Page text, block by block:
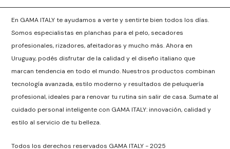
En GAMA ITALY te ayudamos a verte y sentirte bien todos los días.
Somos especialistas en planchas para el pelo, secadores
profesionales, rizadores, afeitadoras y mucho más. Ahora en
Uruguay, podés disfrutar de la calidad y el diseño italiano que
marcan tendencia en todo el mundo. Nuestros productos combinan
tecnología avanzada, estilo moderno y resultados de peluquería
profesional, ideales para renovar tu rutina sin salir de casa. Sumate al
cuidado personal inteligente con GAMA ITALY: innovación, calidad y
estilo al servicio de tu belleza.
Todos los derechos reservados GAMA ITALY - 2025